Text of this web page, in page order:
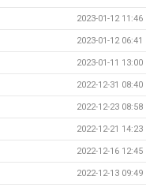
2023-01-12 11:46
2023-01-12 06:41
2023-01-11 13:00
2022-12-31 08:40
2022-12-23 08:58
2022-12-21 14:23
2022-12-16 12:45
2022-12-13 09:49